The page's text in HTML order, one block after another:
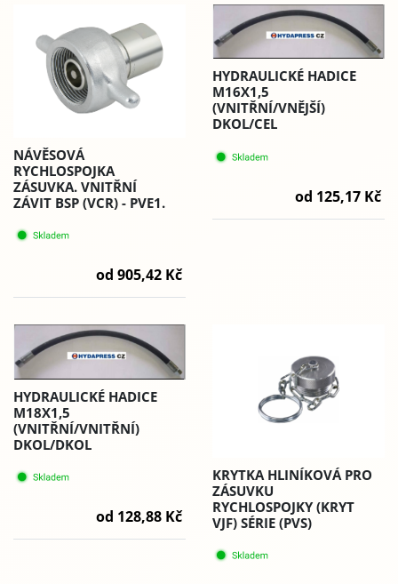
NÁVĚSOVÁ
RYCHLOSPOJKA
ZÁSUVKA. VNITŘNÍ
ZÁVIT BSP (VCR) - PVE1.
od 905,42 Kč
HYDRAULICKÉ HADICE
M16X1,5
(VNITŘNÍ/VNĚJŠÍ)
DKOL/CEL
od 125,17 Kč
HYDRAULICKÉ HADICE
M18X1,5
(VNITŘNÍ/VNITŘNÍ)
DKOL/DKOL
od 128,88 Kč
KRYTKA HLINÍKOVÁ PRO
ZÁSUVKU
RYCHLOSPOJKY (KRYT
VJF) SÉRIE (PVS)